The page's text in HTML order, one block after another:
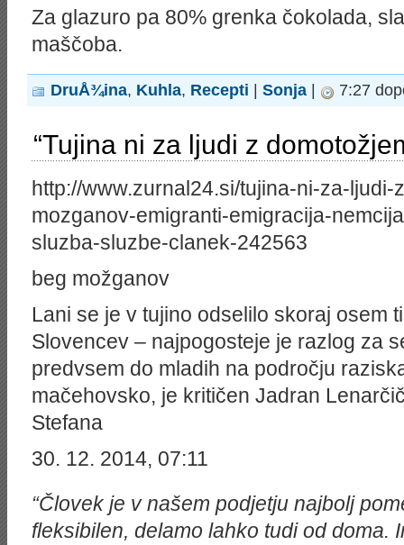
Za glazuro pa 80% grenka čokolada,
maščoba.
DruÅ¾ina, Kuhla, Recepti Sonja 7:27
“Tujina ni za ljudi z
http://www.zurnal24.si/tujina-ni-za-ljudi-
mozganov-emigranti-emigracija-
sluzba-sluzbe-clanek-242563
beg možganov
Lani se je v tujino odselilo skoraj osem
Slovencev – najpogosteje je razlog za
predvsem do mladih na področju
mačehovsko, je kritičen Jadran
Stefana
30. 12. 2014, 07:11
“Človek je v našem podjetju najbolj
fleksibilen, delamo lahko tudi od doma.